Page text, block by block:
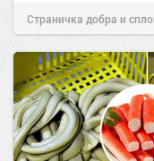
Страничка добра и
позитива!08:2011 окт